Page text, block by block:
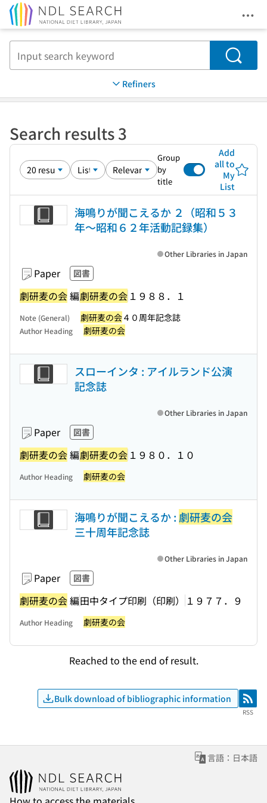
Search
Refiners
Search results 3
Group
by
title
Add
all to
My
List
海鳴りが聞こえるか ２（昭和５３
年〜昭和６２年活動記録集）
Paper 図書
劇研麦の会編劇研麦の会 １９８８．１
Other Libraries in Japan
Note (General) 劇研麦の会４０周年記念誌
Author Heading 劇研麦の会
スローインタ : アイルランド公演
記念誌
Paper 図書
劇研麦の会編劇研麦の会 １９８０．１０
Other Libraries in Japan
Author Heading 劇研麦の会
海鳴りが聞こえるか : 劇研麦の会
三十周年記念誌
Paper 図書
劇研麦の会編田中タイプ印刷（印刷） １９７７．９
Other Libraries in Japan
Author Heading 劇研麦の会
Reached to the end of result.
Bulk download of bibliographic information RSS
RSS
言語：日本語